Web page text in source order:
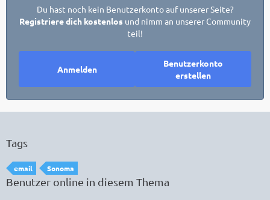
Du hast noch kein Benutzerkonto auf unserer Seite?
Registriere dich kostenlos und nimm an unserer Community
teil!
Benutzerkonto
erstellen
Anmelden
Tags
email Sonoma
Benutzer online in diesem Thema